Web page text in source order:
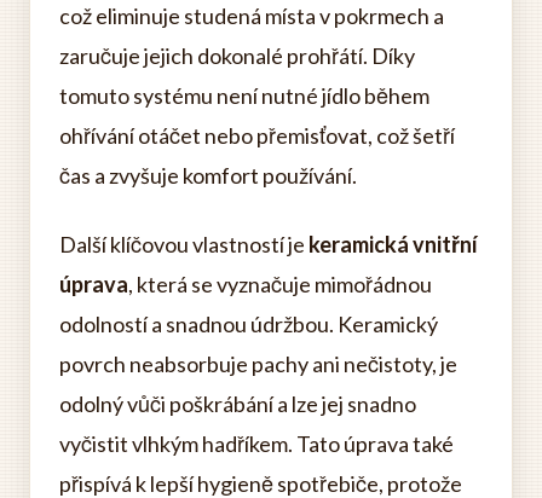
což eliminuje studená místa v pokrmech a
zaručuje jejich dokonalé prohřátí. Díky
tomuto systému není nutné jídlo během
ohřívání otáčet nebo přemisťovat, což šetří
čas a zvyšuje komfort používání.
Další klíčovou vlastností je keramická vnitřní
úprava, která se vyznačuje mimořádnou
odolností a snadnou údržbou. Keramický
povrch neabsorbuje pachy ani nečistoty, je
odolný vůči poškrábání a lze jej snadno
vyčistit vlhkým hadříkem. Tato úprava také
přispívá k lepší hygieně spotřebiče, protože